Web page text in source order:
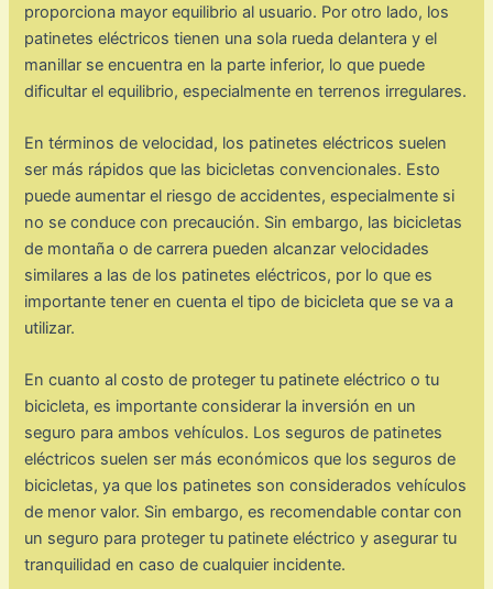
proporciona mayor equilibrio al usuario. Por otro lado, los
patinetes eléctricos tienen una sola rueda delantera y el
manillar se encuentra en la parte inferior, lo que puede
dificultar el equilibrio, especialmente en terrenos irregulares.
En términos de velocidad, los patinetes eléctricos suelen
ser más rápidos que las bicicletas convencionales. Esto
puede aumentar el riesgo de accidentes, especialmente si
no se conduce con precaución. Sin embargo, las bicicletas
de montaña o de carrera pueden alcanzar velocidades
similares a las de los patinetes eléctricos, por lo que es
importante tener en cuenta el tipo de bicicleta que se va a
utilizar.
En cuanto al costo de proteger tu patinete eléctrico o tu
bicicleta, es importante considerar la inversión en un
seguro para ambos vehículos. Los seguros de patinetes
eléctricos suelen ser más económicos que los seguros de
bicicletas, ya que los patinetes son considerados vehículos
de menor valor. Sin embargo, es recomendable contar con
un seguro para proteger tu patinete eléctrico y asegurar tu
tranquilidad en caso de cualquier incidente.